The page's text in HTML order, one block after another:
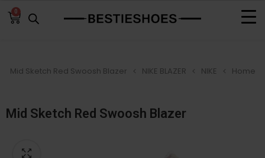
0
Home
NIKE
NIKE BLAZER
Mid Sketch Red Swoosh Blazer
Mid Sketch Red Swoosh Blazer